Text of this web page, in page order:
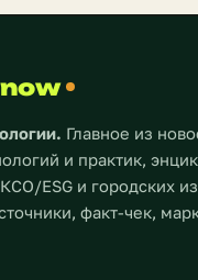
now
Главное из
и практик,
ESG и городских
факт-чек,